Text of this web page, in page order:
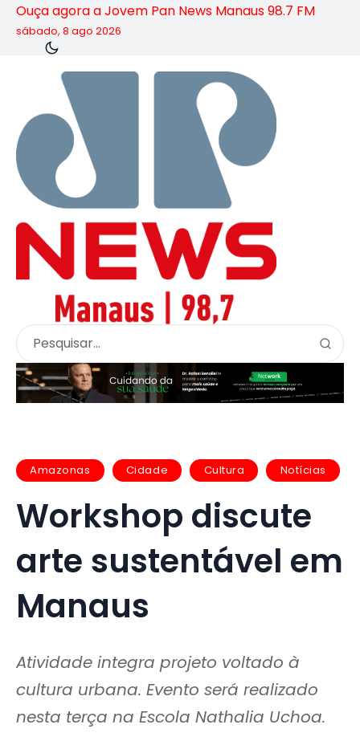
Ouça agora a Jovem Pan News Manaus 98.7 FM
sábado, 8 ago 2026
Amazonas Cidade Cultura Notícias
Workshop discute
arte sustentável em
Manaus
Atividade integra projeto voltado à
cultura urbana. Evento será realizado
nesta terça na Escola Nathalia Uchoa.